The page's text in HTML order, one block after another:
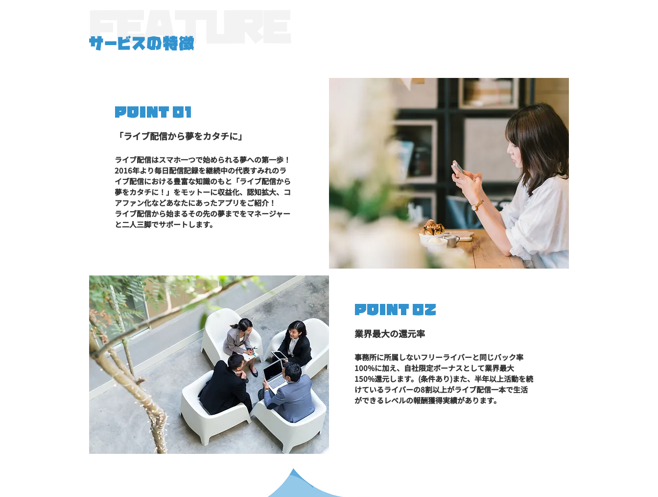
FEATURE
サービスの特徴
POINT 01
「​ライブ配信から夢をカタチに」
ライブ配信はスマホ一つで始められる夢への第一歩！
2016年より毎日配信記録を継続中の代表すみれのラ
イブ配信における豊富な知識のもと「ライブ配信から
夢をカタチに！」をモットーに収益化、認知拡大、コ
アファン化などあなたにあったアプリをご紹介！
ライブ配信から始まるその先の夢までをマネージャー
と二人三脚でサポートします。
POINT 02
業界最大の還元率
事務所に所属しないフリーライバーと同じバック率
100%に加え、自社限定ボーナスとして業界最大
150%還元します。(条件あり)また、半年以上活動を続
けているライバーの8割以上がライブ配信一本で生活
ができるレベルの報酬獲得実績があります。